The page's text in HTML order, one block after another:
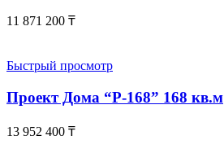
11 871 200 ₸
Быстрый просмотр
Проект Дома “Р-168” 168 кв.м
13 952 400 ₸